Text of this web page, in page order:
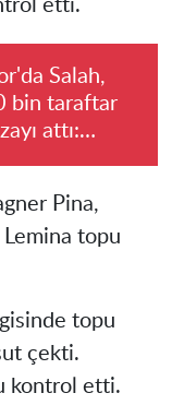
etti.
Salah,
bin taraftar
attı:
Pina,
Lemina topu
topu
çekti.
kontrol etti.